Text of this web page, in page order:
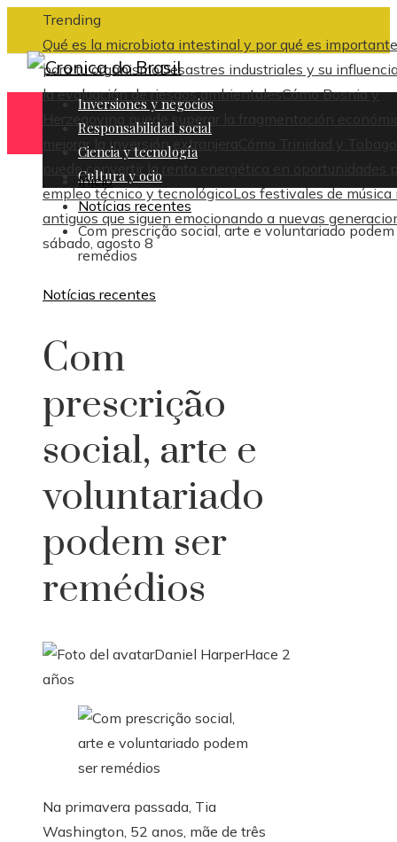
Trending
Qué es la microbiota intestinal y por qué es importante
para tu organismoDesastres industriales y su
la evaluación de riesgos ambientalesCómo Bosnia y
Herzegovina puede superar la fragmentación
mejorar la inversión extranjera
Cómo Trinidad y Tobago
puede convertir la renta energética en oportunidades
empleo técnico y tecnológicoLos festivales de música
antiguos que siguen emocionando a nuevas
sábado, agosto 8
Inversiones y negocios
Responsabilidad social
Ciencia y tecnología
Cultura y ocio
Inicio
Notícias recentes
Com prescrição social, arte e voluntariado podem
remédios
Notícias recentes
Com
prescrição
social, arte e
voluntariado
podem ser
remédios
Daniel HarperHace 2
años
Na primavera passada, Tia
Washington, 52 anos, mãe de três